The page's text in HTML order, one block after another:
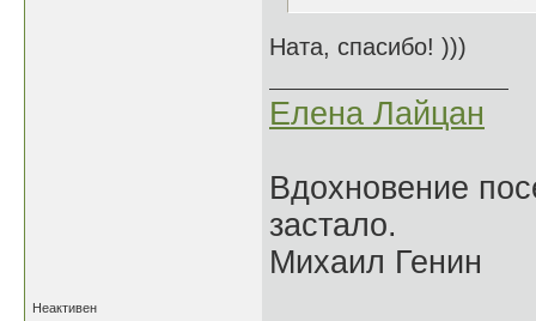
Ната, спасибо! )))
Елена Лайцан
Вдохновение
застало.
Михаил Генин
Неактивен